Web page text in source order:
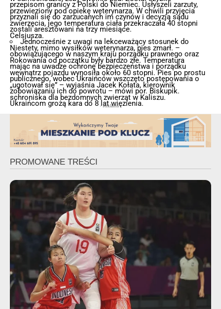
przepisom granicy z Polski do Niemiec. Usłyszeli zarzuty,
przyznali się do zarzucanych im czynów i decyzją sądu
zostali aresztowani na trzy miesiące.
Jednocześnie z uwagi na lekceważący stosunek do
obowiązującego w naszym kraju porządku prawnego oraz
mając na uwadze ochronę bezpieczeństwa i porządku
publicznego, wobec Ukraińców wszczęto postępowania o
zobowiązaniu ich do powrotu – mówi por. Biskupik.
Ukraińcom grożą kara do 8 lat więzienia.
przewieziony pod opiekę weterynarza. W chwili przyjęcia
zwierzęcia, jego temperatura ciała przekraczała 40 stopni
Celsjusza.
Niestety, mimo wysiłków weterynarza, pies zmarł. –
Rokowania od początku były bardzo złe. Temperatura
wewnątrz pojazdu wynosiła około 60 stopni. Pies po prostu
„ugotował się” – wyjaśnia Jacek Kołata, kierownik
schroniska dla bezdomnych zwierząt w Kaliszu.
- Reklama -